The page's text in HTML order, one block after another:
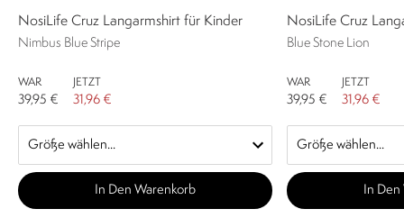
NosiLife Cruz Langarmshirt für Kinder
Nimbus Blue Stripe
WAR
39,95 €
JETZT
31,96 €
In Den Warenkorb
NosiLife Cruz
Blue Stone Lion
WAR
39,95 €
JETZT
31,96 €
In